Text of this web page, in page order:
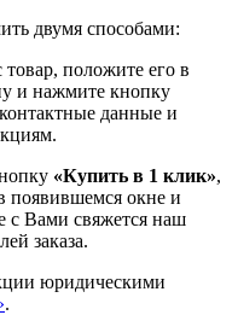
двумя способами:
положите его в
и нажмите кнопку
контактные данные и
«Купить в 1 клик»,
появившемся окне и
с Вами свяжется наш
заказа.
юридическими
.